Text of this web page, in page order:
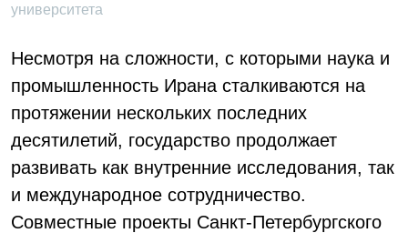
университета
Несмотря на сложности, с которыми наука и
промышленность Ирана сталкиваются на
протяжении нескольких последних
десятилетий, государство продолжает
развивать как внутренние исследования, так
и международное сотрудничество.
Совместные проекты Санкт-Петербургского